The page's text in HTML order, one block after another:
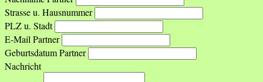
Strasse u. Hausnummer
PLZ u. Stadt
E-Mail Partner
Geburtsdatum Partner
Nachricht